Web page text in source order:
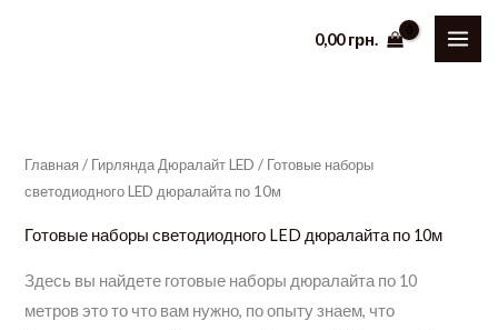
0,00грн.
Главная / Гирлянда Дюралайт LED / Готовые наборы
светодиодного LED дюралайта по 10м
Готовые наборы светодиодного LED дюралайта по 10м
Здесь вы найдете готовые наборы дюралайта по 10
метров это то что вам нужно, по опыту знаем, что